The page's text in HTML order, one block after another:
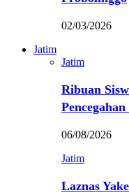
02/03/2026
Jatim
Jatim
Ribuan
06/08/2026
Jatim
Laznas